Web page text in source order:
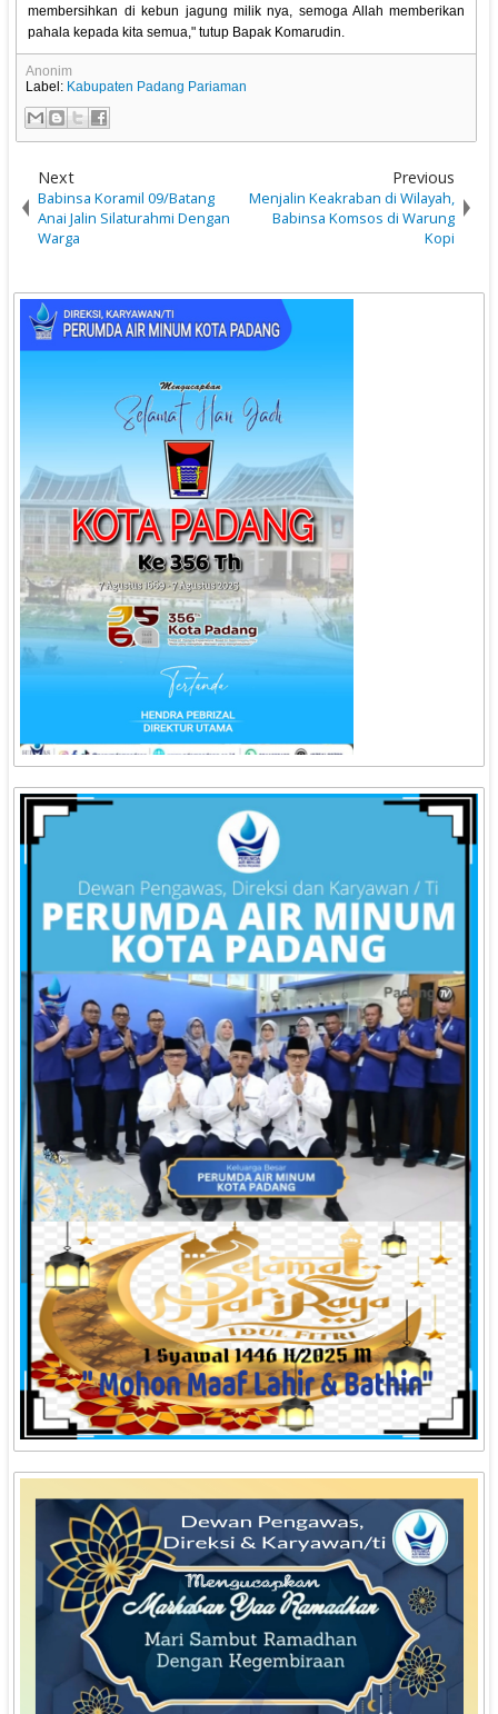
membersihkan di kebun jagung milik nya, semoga Allah memberikan
pahala kepada kita semua," tutup Bapak Komarudin.
Anonim
Label: Kabupaten Padang Pariaman
Next
Babinsa Koramil 09/Batang
Anai Jalin Silaturahmi Dengan
Warga
Previous
Menjalin Keakraban di Wilayah,
Babinsa Komsos di Warung
Kopi